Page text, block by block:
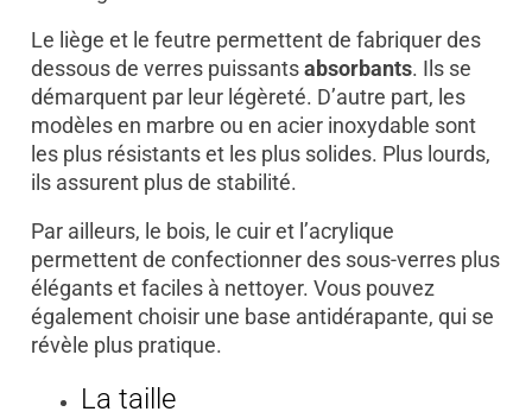
Le liège et le feutre permettent de fabriquer des
dessous de verres puissantsabsorbants. Ils se
démarquent par leur légèreté. D’autre part, les
modèles en marbre ou en acier inoxydable sont
les plus résistants et les plus solides. Plus lourds,
ils assurent plus de stabilité.
Par ailleurs, le bois, le cuir et l’acrylique
permettent de confectionner des sous-verres plus
élégants et faciles à nettoyer. Vous pouvez
également choisir une base antidérapante, qui se
révèle plus pratique.
La taille